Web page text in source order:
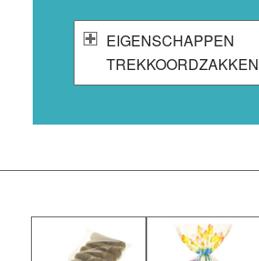
EIGENSCHAPPEN
TREKKOORDZAKKEN